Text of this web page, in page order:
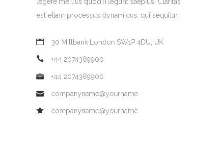
est etiam processus dynamicus, qui sequitur.
30 Millbank London SW1P 4DU, UK
+44 2074389900
+44 2074389900
companyname@yourname
companyname@yourname